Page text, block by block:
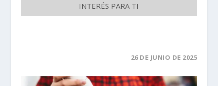
INTERÉS PARA TI
26 DE JUNIO DE 2025